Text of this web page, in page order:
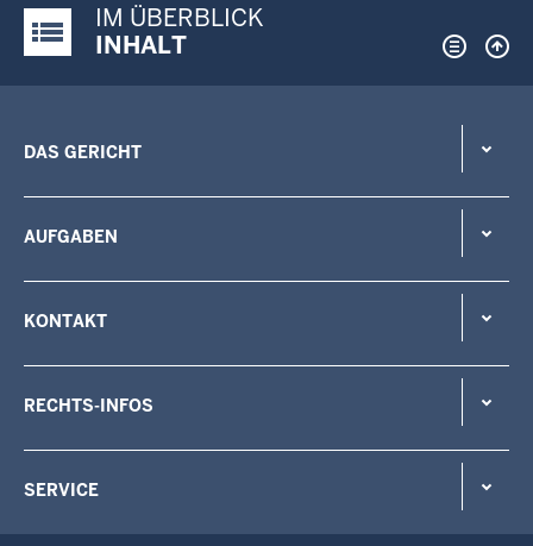
Justiz-Portal im Überblick:
IM ÜBERBLICK
INHALT
DAS GERICHT
AUFGABEN
KONTAKT
RECHTS-INFOS
SERVICE